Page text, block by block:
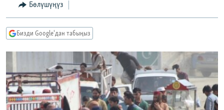
БҮГҮН АЗАТТЫКТА
ЭЖЕ-СИҢДИЛЕР
АЗАТТЫК+
ПОДКАСТ
Русский
ОНЛАЙН ШЕРИНЕ
Бөлүшүңүз
Бизди Google'дан табыңыз